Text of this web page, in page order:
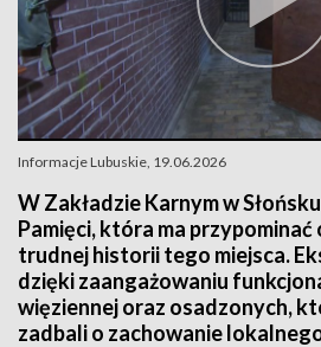
Informacje Lubuskie, 19.06.2026
W Zakładzie Karnym w
Pamięci, która ma
trudnej historii tego miejsca.
dzięki zaangażowaniu
więziennej oraz osadzonych,
zadbali o zachowanie